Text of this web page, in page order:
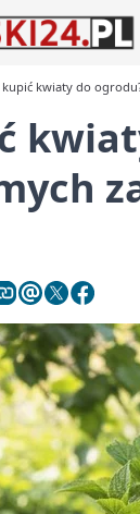
kupić kwiaty do